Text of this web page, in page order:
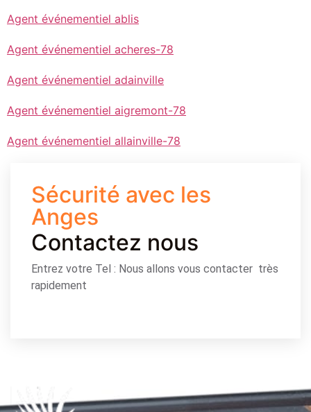
Agent événementiel ablis
Agent événementiel acheres-78
Agent événementiel adainville
Agent événementiel aigremont-78
Agent événementiel allainville-78
Sécurité avec les
Anges
Contactez nous
Entrez votre Tel : Nous allons vous contacter très
rapidement